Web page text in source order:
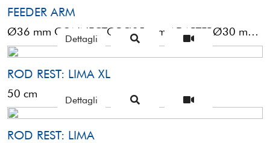
FEEDER ARM
Ø36 mm CONNECTORØ25 mm ADAPTERØ30 mm ADAPTERPA0951B - SHORT 50 cm + 20 cm TELEPA0951C - LONG ...
Dettagli
ROD REST: LIMA XL
50 cm
Dettagli
ROD REST: LIMA